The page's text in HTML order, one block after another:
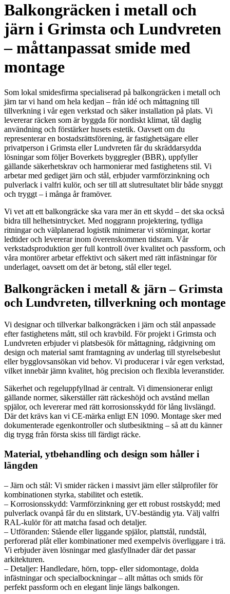
Balkongräcken i metall och
järn i Grimsta och Lundvreten
– måttanpassat smide med
montage
Som lokal smidesfirma specialiserad på balkongräcken i metall och
järn tar vi hand om hela kedjan – från idé och måttagning till
tillverkning i vår egen verkstad och säker installation på plats. Vi
levererar räcken som är byggda för nordiskt klimat, tål daglig
användning och förstärker husets estetik. Oavsett om du
representerar en bostadsrättsförening, är fastighetsägare eller
privatperson i Grimsta eller Lundvreten får du skräddarsydda
lösningar som följer Boverkets byggregler (BBR), uppfyller
gällande säkerhetskrav och harmonierar med fastighetens stil. Vi
arbetar med gediget järn och stål, erbjuder varmförzinkning och
pulverlack i valfri kulör, och ser till att slutresultatet blir både snyggt
och tryggt – i många år framöver.
Vi vet att ett balkongräcke ska vara mer än ett skydd – det ska också
bidra till helhetsintrycket. Med noggrann projektering, tydliga
ritningar och välplanerad logistik minimerar vi störningar, kortar
ledtider och levererar inom överenskommen tidsram. Vår
verkstadsproduktion ger full kontroll över kvalitet och passform, och
våra montörer arbetar effektivt och säkert med rätt infästningar för
underlaget, oavsett om det är betong, stål eller tegel.
Balkongräcken i metall & järn – Grimsta
och Lundvreten, tillverkning och montage
Vi designar och tillverkar balkongräcken i järn och stål anpassade
efter fastighetens mått, stil och kravbild. För projekt i Grimsta och
Lundvreten erbjuder vi platsbesök för måttagning, rådgivning om
design och material samt framtagning av underlag till styrelsebeslut
eller bygglovsansökan vid behov. Vi producerar i vår egen verkstad,
vilket innebär jämn kvalitet, hög precision och flexibla leveranstider.
Säkerhet och regeluppfyllnad är centralt. Vi dimensionerar enligt
gällande normer, säkerställer rätt räckeshöjd och avstånd mellan
spjälor, och levererar med rätt korrosionsskydd för lång livslängd.
Där det krävs kan vi CE-märka enligt EN 1090. Montage sker med
dokumenterade egenkontroller och slutbesiktning – så att du känner
dig trygg från första skiss till färdigt räcke.
Material, ytbehandling och design som håller i
längden
– Järn och stål: Vi smider räcken i massivt järn eller stålprofiler för
kombinationen styrka, stabilitet och estetik.
– Korrosionsskydd: Varmförzinkning ger ett robust rostskydd; med
pulverlack ovanpå får du en slitstark, UV-beständig yta. Välj valfri
RAL-kulör för att matcha fasad och detaljer.
– Utföranden: Stående eller liggande spjälor, plattstål, rundstål,
perforerad plåt eller kombinationer med exempelvis överliggare i trä.
Vi erbjuder även lösningar med glasfyllnader där det passar
arkitekturen.
– Detaljer: Handledare, hörn, topp- eller sidomontage, dolda
infästningar och specialbockningar – allt måttas och smids för
perfekt passform och en elegant linje längs balkongen.